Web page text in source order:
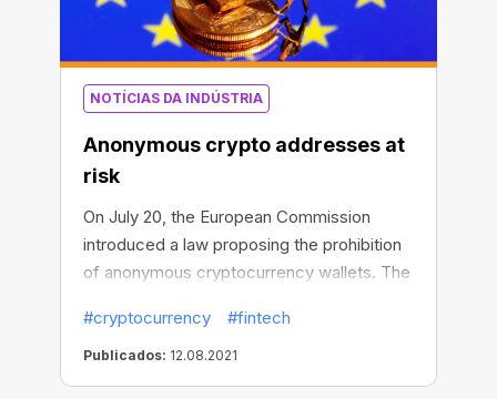
NOTÍCIAS DA INDÚSTRIA
Anonymous crypto addresses at
risk
On July 20, the European Commission
introduced a law proposing the prohibition
of anonymous cryptocurrency wallets. The
involved in cryptocurrency transfers to
track the personal data of senders and
recipients of digital assets, including a full
#cryptocurrency #fintech
Publicados: 12.08.2021